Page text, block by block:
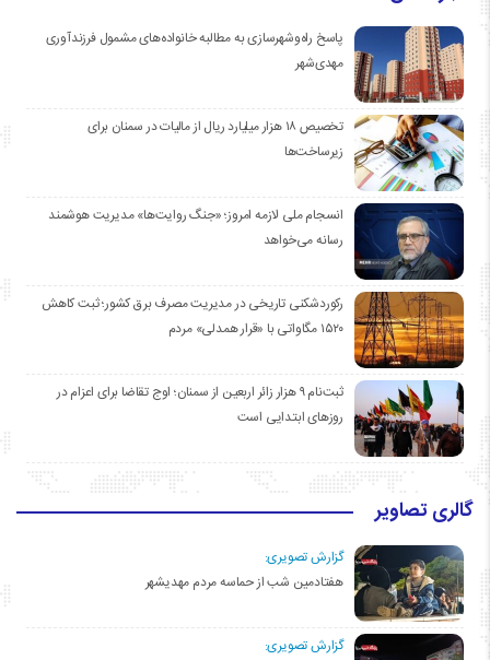
پاسخ راه‌وشهرسازی به مطالبه خانواده‌های مشمول فرزندآوری
مهدی‌شهر
تخصیص ۱۸ هزار میلیارد ریال از مالیات در سمنان برای
زیرساخت‌ها
انسجام ملی لازمه امروز؛ «جنگ روایت‌ها» مدیریت هوشمند
رسانه می‌خواهد
رکوردشکنی تاریخی در مدیریت مصرف برق کشور؛ ثبت کاهش
۱۵۲۰ مگاواتی با «قرار همدلی» مردم
ثبت‌نام ۹ هزار زائر اربعین از سمنان؛ اوج تقاضا برای اعزام در
روزهای ابتدایی است
گالری تصاویر
گزارش تصویری:
هفتادمین شب از حماسه مردم مهدیشهر
گزارش تصویری: